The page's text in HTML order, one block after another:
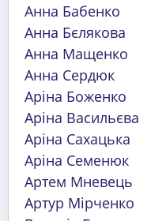
Анна Бабенко
Анна Бєлякова
Анна Мащенко
Анна Сердюк
Аріна Боженко
Аріна Васильєва
Аріна Сахацька
Аріна Семенюк
Артем Мневець
Артур Мірченко